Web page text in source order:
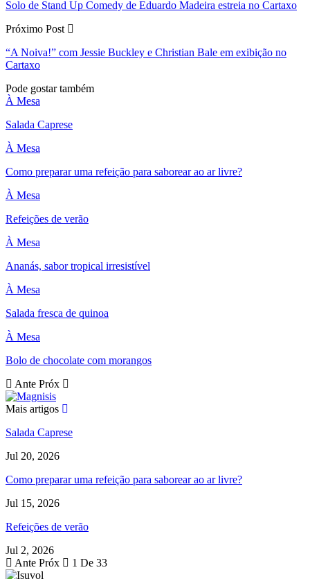
Solo de Stand Up Comedy de Eduardo Madeira estreia no Cartaxo
Próximo Post
“A Noiva!” com Jessie Buckley e Christian Bale em exibição no
Cartaxo
Pode gostar também
À Mesa
Salada Caprese
À Mesa
Como preparar uma refeição para saborear ao ar livre?
À Mesa
Refeições de verão
À Mesa
Ananás, sabor tropical irresistível
À Mesa
Salada fresca de quinoa
À Mesa
Bolo de chocolate com morangos
Ante Próx
Mais artigos
Salada Caprese
Jul 20, 2026
Como preparar uma refeição para saborear ao ar livre?
Jul 15, 2026
Refeições de verão
Jul 2, 2026
Ante Próx 1 De 33